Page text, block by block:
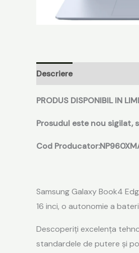
Descriere
PRODUS DISPONIBIL IN
Prosudul este nou sigilat,
Cod
Samsung Galaxy Book4
16 inci, o autonomie a
Descoperiți excelența
standardele de putere și